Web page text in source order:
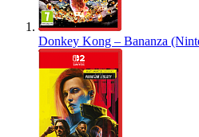
Donkey Kong – Bananza